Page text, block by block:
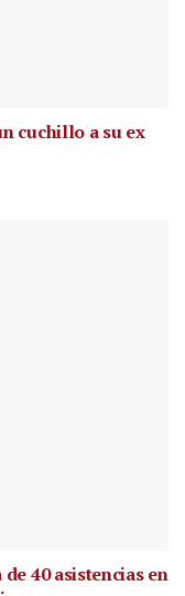
cuchillo a su ex
40 asistencias en